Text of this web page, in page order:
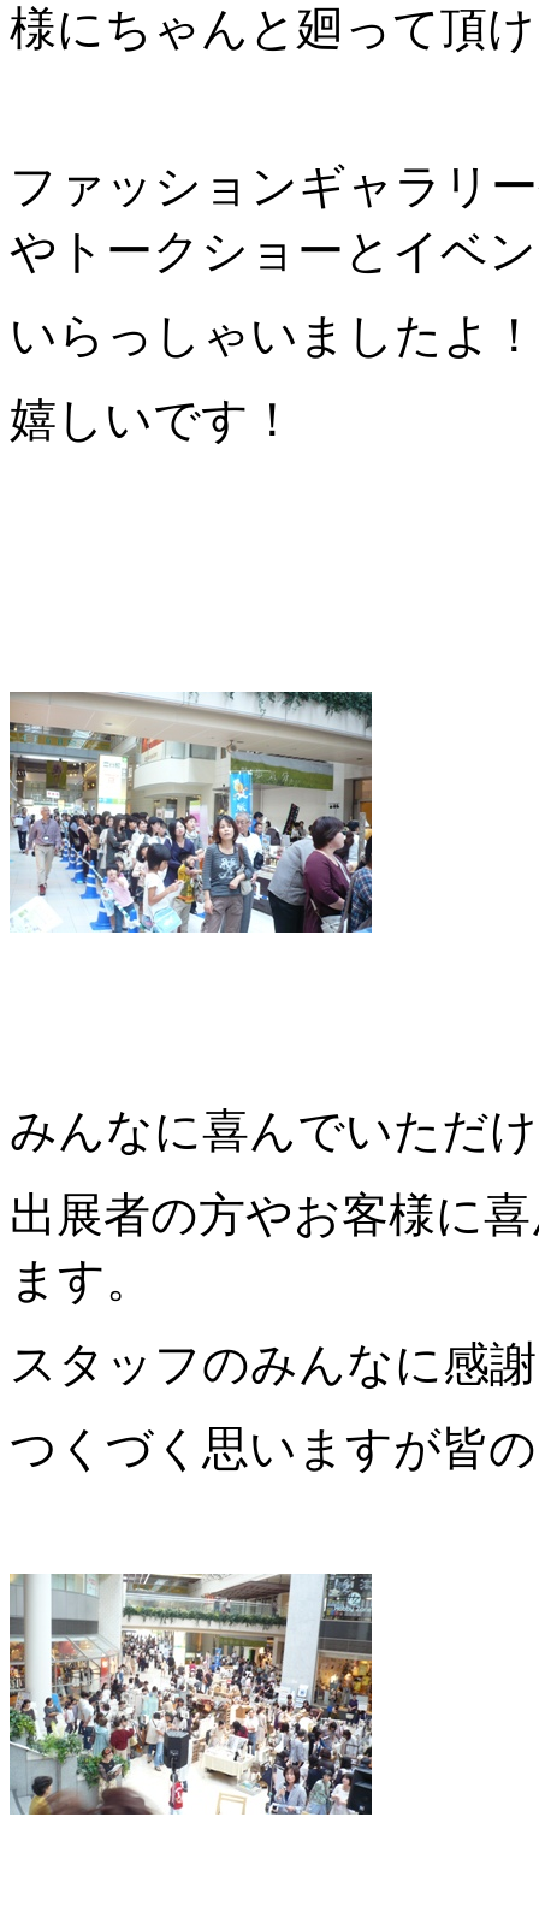
様にちゃんと廻って頂
ファッションギャラリ
やトークショーとイベ
いらっしゃいましたよ
嬉しいです！
みんなに喜んでいただ
出展者の方やお客様に
ます。
スタッフのみんなに感
つくづく思いますが皆